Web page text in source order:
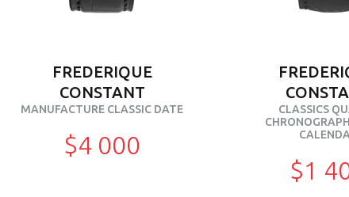
FREDERIQUE
CONSTANT
MANUFACTURE CLASSIC DATE
$4 000
CLASSICS
$1